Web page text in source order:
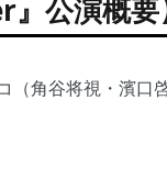
公演概要
角谷将視・濱口啓